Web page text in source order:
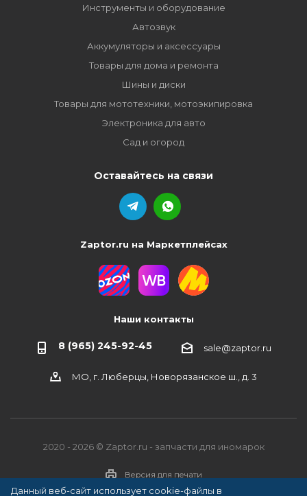
Инструменты и оборудование
Автозвук
Аккумуляторы и аксессуары
Товары для дома и ремонта
Шины и диски
Товары для мототехники, мотоэкипировка
Электроника для авто
Сад и огород
Оставайтесь на связи
Zaptor.ru на Маркетплейсах
Наши контакты
8 (965) 245-92-45 sale@zaptor.ru
МО, г. Люберцы, Новорязанское ш., д. 3
2020 - 2026 © Zaptor.ru - запчасти для иномарок
Версия для печати
Данный веб-сайт использует cookie-файлы в